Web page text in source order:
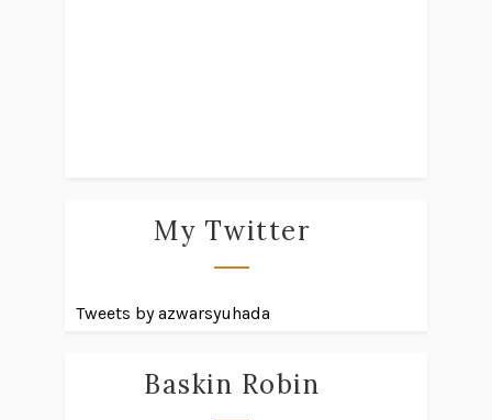
My Twitter
Tweets by azwarsyuhada
Baskin Robin